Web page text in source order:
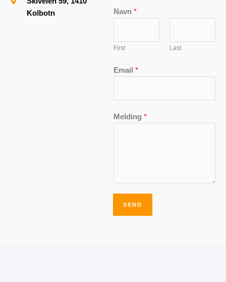
Kolbotn
Navn *
First Last
Email *
Melding *
SEND